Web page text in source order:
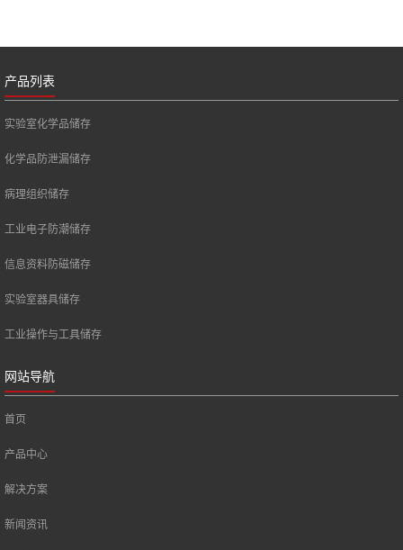
产品列表
实验室化学品储存
化学品防泄漏储存
病理组织储存
工业电子防潮储存
信息资料防磁储存
实验室器具储存
工业操作与工具储存
网站导航
首页
产品中心
解决方案
新闻资讯